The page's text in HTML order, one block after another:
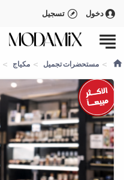
دخول تسجيل
مستحضرات تجميل مكياج